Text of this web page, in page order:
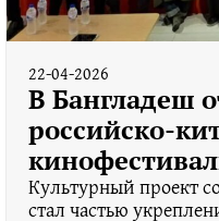
22-04-2026
В Бангладеш
российско-
Культурный проект
стал частью